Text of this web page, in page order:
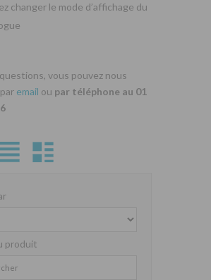
changer le mode d’affichage du
vous pouvez nous
email ou par téléphone au 01
produit